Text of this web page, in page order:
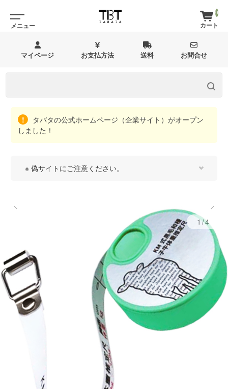
0
マイページ お支払方法 送料 お問合せ
タバタの公式ホームページ（企業サイト）がオープン
しました！
※ 偽サイトにご注意ください。
1/4